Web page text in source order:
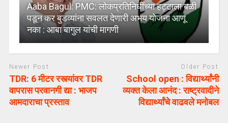
Aaba Bagul: PMC: लोकप्रतिनिधींच्या हट्टाला बळी
पडून कर बुडव्यांना सवलत देणारी अभय योजना आणू
नका : आबा बागुल यांची मागणी
Newer Post
TDR: 6 मीटर रस्त्यांवर TDR
वापरास परवानगी द्या : भाजप
आमदाराचा प्रस्ताव
Older Post
School open : विद्यार्थ्यांनी
व्यक्त केला आनंद : राष्ट्रवादीने
विद्यार्थ्यांचे वाढवले मनोबल